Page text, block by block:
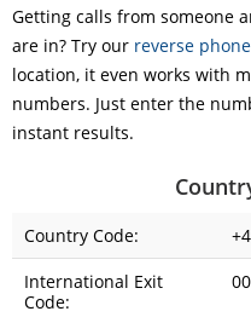
Getting calls from someone
are in? Try our reverse
location, it even works with
numbers. Just enter the
instant results.
Country Code:
International Exit
Code:
00